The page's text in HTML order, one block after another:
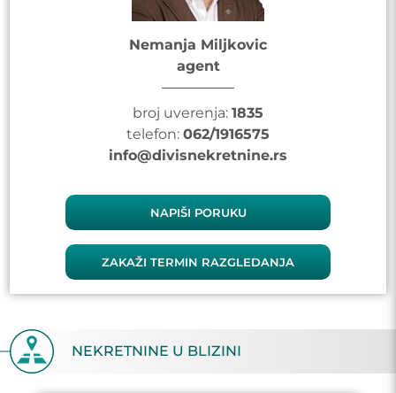
Nemanja Miljkovic
agent
broj uverenja: 1835
telefon: 062/1916575
info@divisnekretnine.rs
NAPIŠI PORUKU
ZAKAŽI TERMIN RAZGLEDANJA
NEKRETNINE U BLIZINI